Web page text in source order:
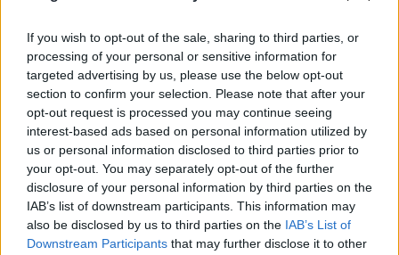
If you wish to opt-out of the sale, sharing to third parties, or
processing of your personal or sensitive information for
targeted advertising by us, please use the below opt-out
section to confirm your selection. Please note that after your
opt-out request is processed you may continue seeing
interest-based ads based on personal information utilized by
us or personal information disclosed to third parties prior to
your opt-out. You may separately opt-out of the further
disclosure of your personal information by third parties on the
IAB’s list of downstream participants. This information may
also be disclosed by us to third parties on the IAB’s List of
Downstream Participants that may further disclose it to other
forintos lakbértámogatásnak az évi 240 ezres
összege az egyhavi elzárás költségének felelne meg.
De hova is fogják bevarrni a kihágásért lesittelt
„csöviket”? Köztudottan egyre nő a börtönök
zsúfoltsága, amelyen alig enyhít a kormány
ügyeskedése, például hogy valójábannem létezik
máraz egy fogvatartottra jutó kötelező
zárkaterületről szóló törvényi előírás. A zsúfoltság
nem csak az elítélteknek rossz, de megnehezíti a
börtönőrök munkáját is, növeli a feszültséget és a
járványveszélyt. A strasbourgi bíróság több esetben